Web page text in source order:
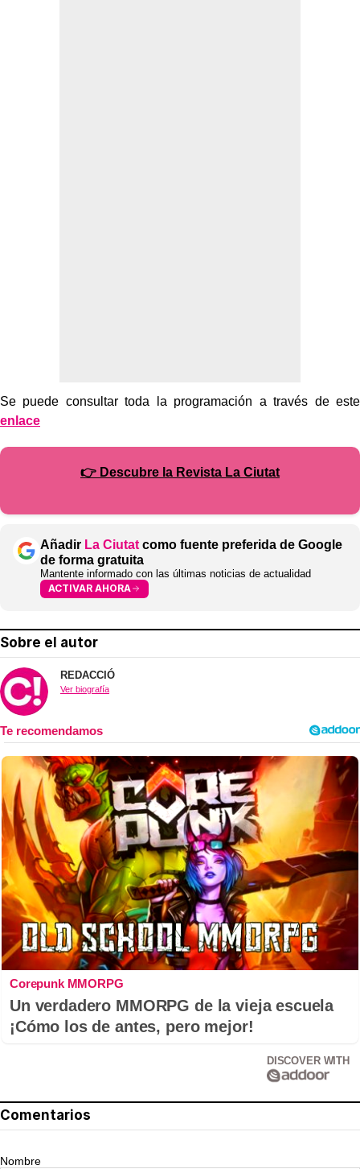
Se puede consultar toda la programación a través de este
enlace
👉 Descubre la Revista La Ciutat
Añadir La Ciutat como fuente preferida de Google
de forma gratuita
Mantente informado con las últimas noticias de actualidad
ACTIVAR AHORA
Sobre el autor
REDACCIÓ
Ver biografía
Corepunk MMORPG
Un verdadero MMORPG de la vieja escuela
¡Cómo los de antes, pero mejor!
DISCOVER WITH
Comentarios
Nombre